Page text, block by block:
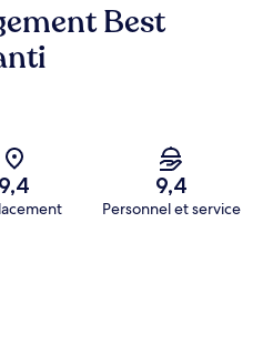
Best
9,4 9,4
Personnel et service